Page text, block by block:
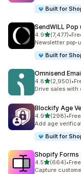
Built for
SendWILL Pop
4.9เต็ม 5 ดาว
(7,477)
ทั้งหมด 7477 รีวิว
•
Newsletter pop-
Built for
Omnisend
4.8เต็ม 5 ดาว
(2,950)
ทั้งหมด 2950 รีวิว
•
Drive sales with
Blockify Age
4.9เต็ม 5 ดาว
(298)
ทั้งหมด 298 รีวิว
•
Add age
Built for
Shopify Forms
4.5เต็ม 5 ดาว
(664)
ทั้งหมด 664 รีวิว
•Free
Capture